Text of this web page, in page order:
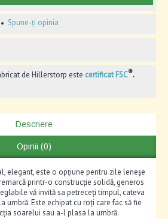
• Spune-ți opinia
de Hillerstorp este certificat FSC®.
Descriere
Opinii (0)
elegant, este o opțiune pentru zile leneșe
printr-o construcție solidă, generos
vă invită sa petreceți timpul, cateva
umbră. Este echipat cu roți care fac să fie
soarelui sau a-l plasa la umbră.